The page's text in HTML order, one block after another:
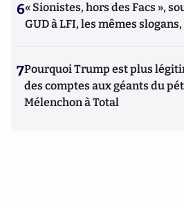
6« Sionistes, hors des Facs »,
GUD à LFI, les mêmes
7Pourquoi Trump est plus
des comptes aux géants du
Mélenchon à Total